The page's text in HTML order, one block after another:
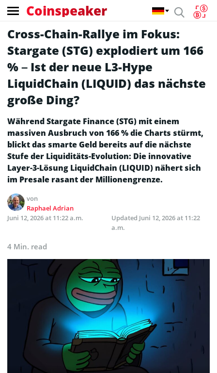
Coinspeaker
Cross-Chain-Rallye im Fokus:
Stargate (STG) explodiert um 166
% – Ist der neue L3-Hype
LiquidChain (LIQUID) das nächste
große Ding?
Während Stargate Finance (STG) mit einem
massiven Ausbruch von 166 % die Charts stürmt,
blickt das smarte Geld bereits auf die nächste
Stufe der Liquiditäts-Evolution: Die innovative
Layer-3-Lösung LiquidChain (LIQUID) nähert sich
im Presale rasant der Millionengrenze.
von
Raphael Adrian
Juni 12, 2026 at 11:22 a.m.
Updated Juni 12, 2026 at 11:22
a.m.
4 Min. read